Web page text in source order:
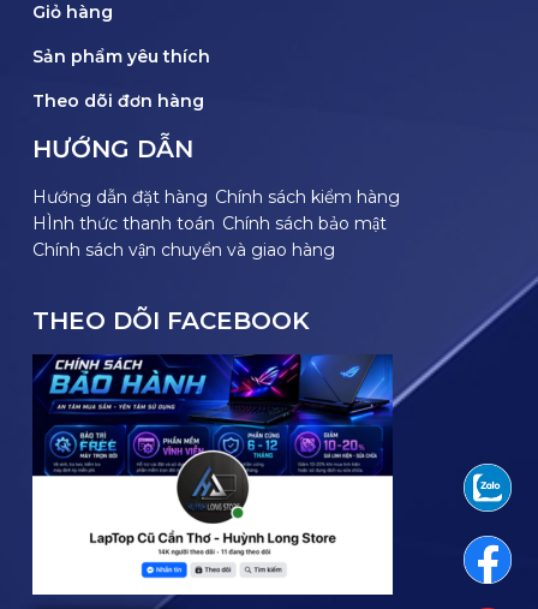
Giỏ hàng
Sản phẩm yêu thích
Theo dõi đơn hàng
HƯỚNG DẪN
Hướng dẫn đặt hàng Chính sách kiểm hàng
HÌnh thức thanh toán Chính sách bảo mật
Chính sách vận chuyển và giao hàng
THEO DÕI FACEBOOK